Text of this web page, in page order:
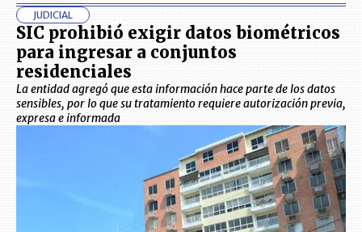
JUDICIAL
SIC prohibió exigir datos biométricos
para ingresar a conjuntos
residenciales
La entidad agregó que esta información hace parte de los datos
sensibles, por lo que su tratamiento requiere autorización previa,
expresa e informada